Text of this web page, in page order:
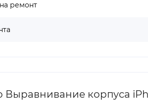
ремонт
Выравнивание корпуса